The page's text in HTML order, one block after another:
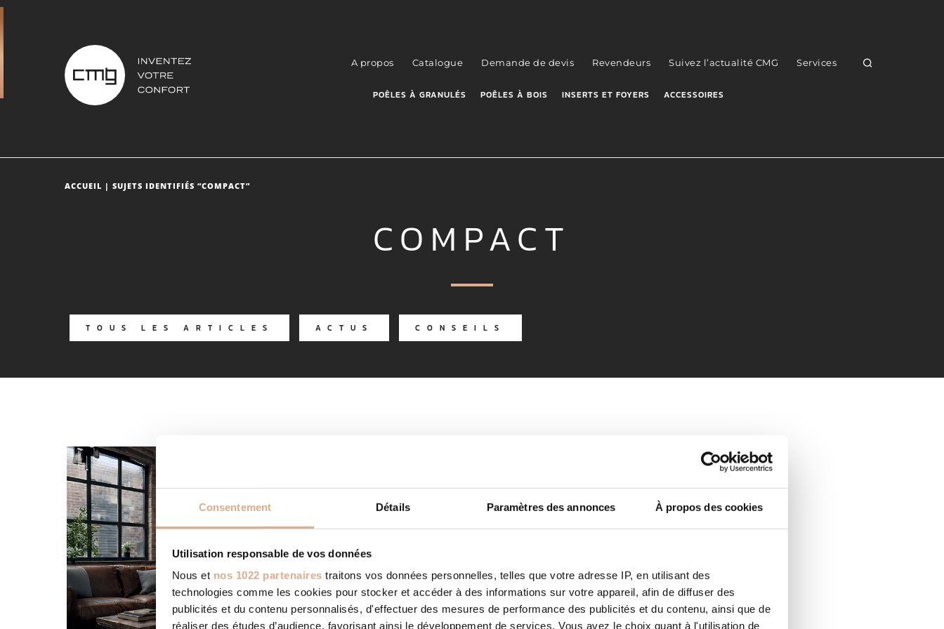
Consentement Détails Paramètres des annonces À propos des cookies
Utilisation responsable de vos données
Nous et nos 1022 partenaires traitons vos données personnelles, telles que votre adresse IP, en utilisant des
technologies comme les cookies pour stocker et accéder à des informations sur votre appareil, afin de diffuser des
publicités et du contenu personnalisés, d'effectuer des mesures de performance des publicités et du contenu, ainsi que de
réaliser des études d’audience, favorisant ainsi le développement de services. Vous avez le choix quant à l'utilisation de
A propos Catalogue Demande de devis Revendeurs Suivez l’actualité CMG Services
POÊLES À GRANULÉS POÊLES À BOIS INSERTS ET FOYERS ACCESSOIRES
ACCUEIL | SUJETS IDENTIFIÉS “COMPACT”
COMPACT
TOUS LES ARTICLES ACTUS CONSEILS